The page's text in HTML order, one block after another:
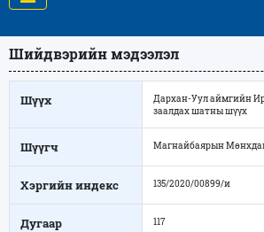
Шийдвэрийн мэдээлэл
Шүүх
Дархан-Уул аймгийн
заалдах шатны шүүх
Шүүгч Магнайбаярын
Хэргийн индекс 135/2020/00899/и
Дугаар 117